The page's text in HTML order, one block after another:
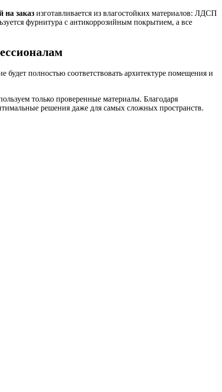
на заказ изготавливается из влагостойких материалов: ЛДСП
фурнитура с антикоррозийным покрытием, а все
полностью соответствовать архитектуре помещения и
только проверенные материалы. Благодаря
решения даже для самых сложных пространств.